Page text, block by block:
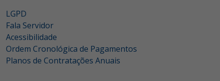
LGPD
Fala Servidor
Acessibilidade
Ordem Cronológica de Pagamentos
Planos de Contratações Anuais